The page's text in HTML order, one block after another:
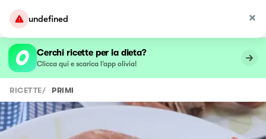
undefined
Cerchi ricette per la dieta?
Clicca qui e scarica l’app olivia!
RICETTE/ PRIMI